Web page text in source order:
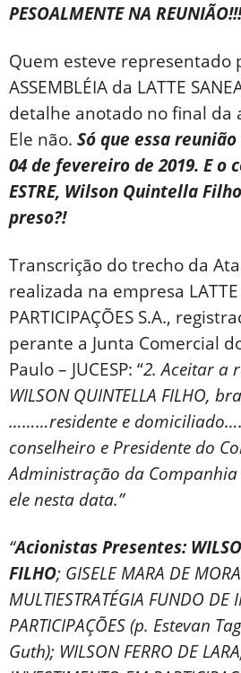
PESOALMENTE NA REUNIÃO!!!
Quem esteve representado
ASSEMBLÉIA da LATTE
detalhe anotado no final da
Ele não. Só que essa
04 de fevereiro de 2019. E o
ESTRE, Wilson Quintella
preso?!
Transcrição do trecho da
realizada na empresa LATTE
PARTICIPAÇÕES S.A.,
perante a Junta Comercial
Paulo – JUCESP: “2. Aceitar a
WILSON QUINTELLA FILHO,
………residente e
conselheiro e Presidente do
Administração da
ele nesta data.”
“Acionistas Presentes:
FILHO; GISELE MARA DE
MULTIESTRATÉGIA FUNDO DE
PARTICIPAÇÕES (p. Estevan
Guth); WILSON FERRO DE